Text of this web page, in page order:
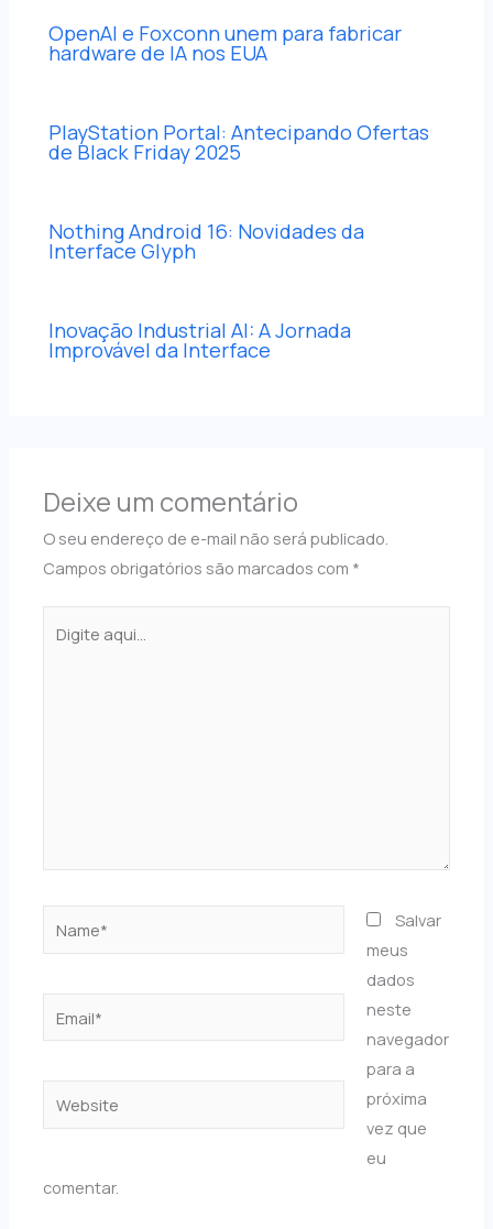
OpenAI e Foxconn unem para fabricar
hardware de IA nos EUA
PlayStation Portal: Antecipando Ofertas
de Black Friday 2025
Nothing Android 16: Novidades da
Interface Glyph
Inovação Industrial AI: A Jornada
Improvável da Interface
Deixe um comentário
O seu endereço de e-mail não será publicado.
Campos obrigatórios são marcados com *
aqui...
Salvar
meus
dados
neste
navegador
para a
próxima
vez que
eu
comentar.